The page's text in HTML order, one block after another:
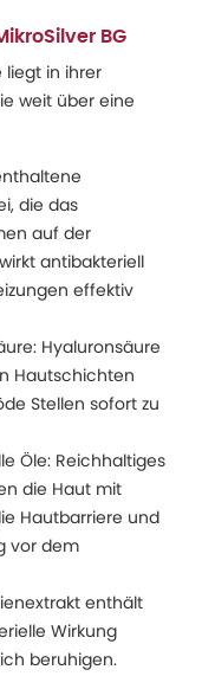
BG
liegt in ihrer
weit über eine
die das
auf der
antibakteriell
effektiv
Hyaluronsäure
Hautschichten
Stellen sofort zu
Öle: Reichhaltiges
die Haut mit
Hautbarriere und
vor dem
enthält
Wirkung
beruhigen.